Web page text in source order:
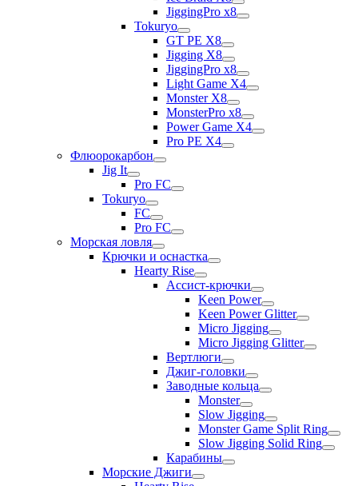
JiggingPro x8
Tokuryo
GT PE X8
Jigging X8
JiggingPro x8
Light Game X4
Monster X8
MonsterPro x8
Power Game X4
Pro PE X4
Флюорокарбон
Jig It
Pro FC
Tokuryo
FC
Pro FC
Морская ловля
Крючки и оснастка
Hearty Rise
Ассист-крючки
Keen Power
Keen Power Glitter
Micro Jigging
Micro Jigging Glitter
Вертлюги
Джиг-головки
Заводные кольца
Monster
Slow Jigging
Monster Game Split Ring
Slow Jigging Solid Ring
Карабины
Морские Джиги